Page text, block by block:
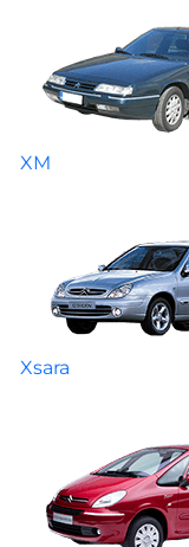
XM
Xsara